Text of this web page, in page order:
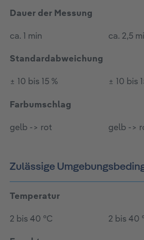
Dauer der Messung
ca. 1 min ca. 2,5
Standardabweichung
± 10 bis 15 % ± 10 bis
Farbumschlag
gelb -> rot gelb ->
Zulässige
Temperatur
2 bis 40 °C 2 bis 40